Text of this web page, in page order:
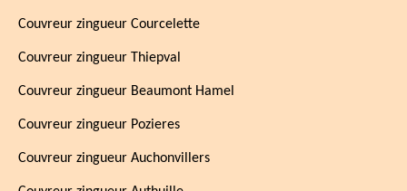
Couvreur zingueur Courcelette
Couvreur zingueur Thiepval
Couvreur zingueur Beaumont Hamel
Couvreur zingueur Pozieres
Couvreur zingueur Auchonvillers